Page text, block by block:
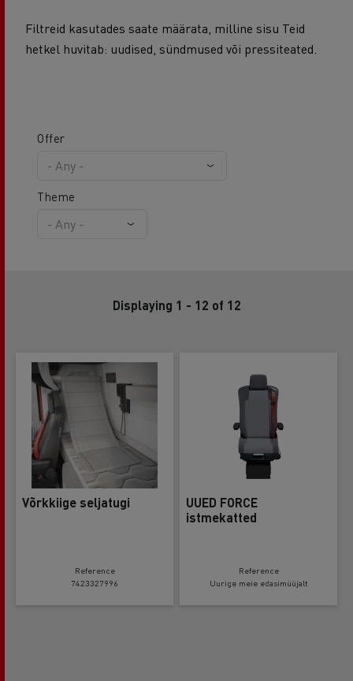
Filtreid kasutades saate määrata, milline sisu Teid
hetkel huvitab: uudised, sündmused või pressiteated.
Offer
Theme
Displaying 1 - 12 of 12
Võrkkiige seljatugi
Reference
7423327996
UUED FORCE
istmekatted
Reference
Uurige meie edasimüüjalt